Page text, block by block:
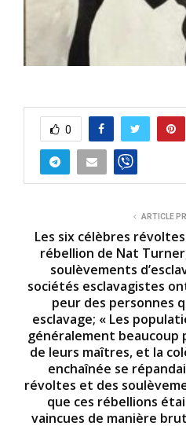
0
ARTICLE
Les six célèbres
rébellion de Nat
soulèvements
sociétés esclavagistes
peur des personnes
esclavage; « Les
généralement beaucoup
de leurs maîtres, et la
enchaînée se
révoltes et des
que ces rébellions
vaincues de manière